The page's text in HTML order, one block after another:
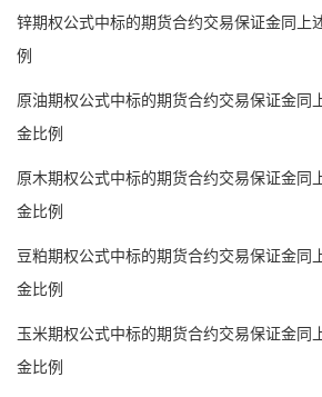
锌期权公式中标的期货合约交易保证金同上
例
原油期权公式中标的期货合约交易保证金同
金比例
原木期权公式中标的期货合约交易保证金同
金比例
豆粕期权公式中标的期货合约交易保证金同
金比例
玉米期权公式中标的期货合约交易保证金同
金比例